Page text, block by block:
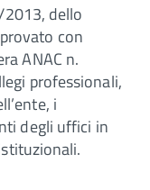
2013, dello
con
ANAC n.
professionali,
i
degli uffici in